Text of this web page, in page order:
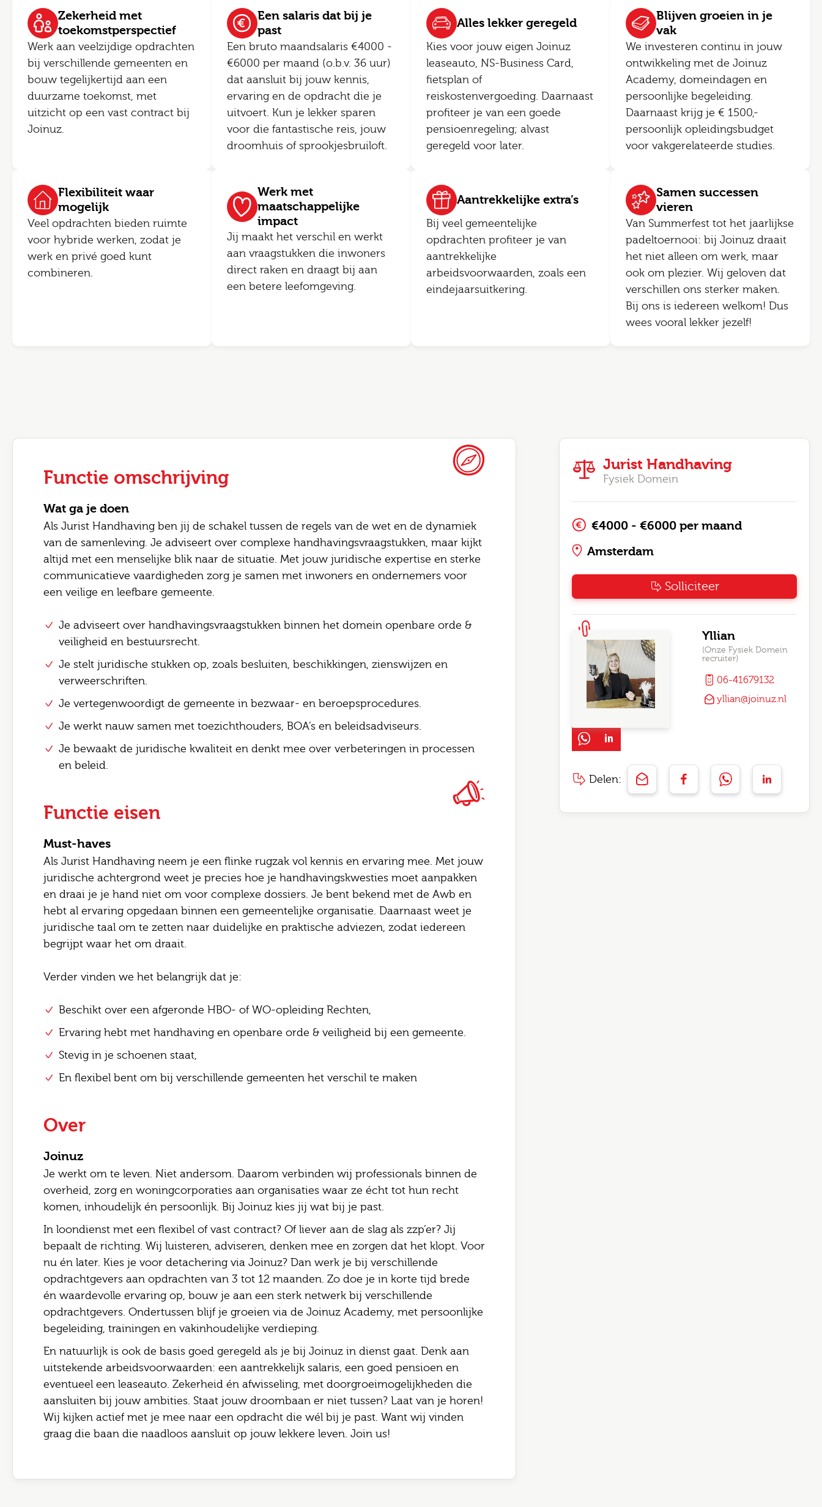
Zekerheid met
toekomstperspectief
Werk aan veelzijdige opdrachten
bij verschillende gemeenten en
bouw tegelijkertijd aan een
duurzame toekomst, met
uitzicht op een vast contract bij
Joinuz.
Een salaris dat bij je
past
Een bruto maandsalaris €4000 -
€6000 per maand (o.b.v. 36 uur)
dat aansluit bij jouw kennis,
ervaring en de opdracht die je
uitvoert. Kun je lekker sparen
voor die fantastische reis, jouw
droomhuis of sprookjesbruiloft.
Alles lekker geregeld
Kies voor jouw eigen Joinuz
leaseauto, NS-Business Card,
fietsplan of
reiskostenvergoeding. Daarnaast
profiteer je van een goede
pensioenregeling; alvast
geregeld voor later.
Blijven groeien in je
vak
We investeren continu in jouw
ontwikkeling met de Joinuz
Academy, domeindagen en
persoonlijke begeleiding.
Daarnaast krijg je € 1500,-
persoonlijk opleidingsbudget
voor vakgerelateerde studies.
Flexibiliteit waar
mogelijk
Veel opdrachten bieden ruimte
voor hybride werken, zodat je
werk en privé goed kunt
combineren.
Werk met
maatschappelijke
impact
Jij maakt het verschil en werkt
aan vraagstukken die inwoners
direct raken en draagt bij aan
een betere leefomgeving.
Aantrekkelijke extra’s
Bij veel gemeentelijke
opdrachten profiteer je van
aantrekkelijke
arbeidsvoorwaarden, zoals een
eindejaarsuitkering.
Samen successen
vieren
Van Summerfest tot het jaarlijkse
padeltoernooi: bij Joinuz draait
het niet alleen om werk, maar
ook om plezier. Wij geloven dat
verschillen ons sterker maken.
Bij ons is iedereen welkom! Dus
wees vooral lekker jezelf!
Functie omschrijving
Wat ga je doen
Als Jurist Handhaving ben jij de schakel tussen de regels van de wet en de dynamiek
van de samenleving. Je adviseert over complexe handhavingsvraagstukken, maar kijkt
altijd met een menselijke blik naar de situatie. Met jouw juridische expertise en sterke
communicatieve vaardigheden zorg je samen met inwoners en ondernemers voor
een veilige en leefbare gemeente.
Je adviseert over handhavingsvraagstukken binnen het domein openbare orde &
veiligheid en bestuursrecht.
Je stelt juridische stukken op, zoals besluiten, beschikkingen, zienswijzen en
verweerschriften.
Je vertegenwoordigt de gemeente in bezwaar- en beroepsprocedures.
Je werkt nauw samen met toezichthouders, BOA’s en beleidsadviseurs.
Je bewaakt de juridische kwaliteit en denkt mee over verbeteringen in processen
en beleid.
Functie eisen
Must-haves
Als Jurist Handhaving neem je een flinke rugzak vol kennis en ervaring mee. Met jouw
juridische achtergrond weet je precies hoe je handhavingskwesties moet aanpakken
en draai je je hand niet om voor complexe dossiers. Je bent bekend met de Awb en
hebt al ervaring opgedaan binnen een gemeentelijke organisatie. Daarnaast weet je
juridische taal om te zetten naar duidelijke en praktische adviezen, zodat iedereen
begrijpt waar het om draait.
Verder vinden we het belangrijk dat je:
Beschikt over een afgeronde HBO- of WO-opleiding Rechten,
Ervaring hebt met handhaving en openbare orde & veiligheid bij een gemeente.
Stevig in je schoenen staat,
En flexibel bent om bij verschillende gemeenten het verschil te maken
Over
Joinuz
Je werkt om te leven. Niet andersom. Daarom verbinden wij professionals binnen de
overheid, zorg en woningcorporaties aan organisaties waar ze écht tot hun recht
komen, inhoudelijk én persoonlijk. Bij Joinuz kies jij wat bij je past.
In loondienst met een flexibel of vast contract? Of liever aan de slag als zzp’er? Jij
bepaalt de richting. Wij luisteren, adviseren, denken mee en zorgen dat het klopt. Voor
nu én later. Kies je voor detachering via Joinuz? Dan werk je bij verschillende
opdrachtgevers aan opdrachten van 3 tot 12 maanden. Zo doe je in korte tijd brede
én waardevolle ervaring op, bouw je aan een sterk netwerk bij verschillende
opdrachtgevers. Ondertussen blijf je groeien via de Joinuz Academy, met persoonlijke
begeleiding, trainingen en vakinhoudelijke verdieping.
En natuurlijk is ook de basis goed geregeld als je bij Joinuz in dienst gaat. Denk aan
uitstekende arbeidsvoorwaarden: een aantrekkelijk salaris, een goed pensioen en
eventueel een leaseauto. Zekerheid én afwisseling, met doorgroeimogelijkheden die
aansluiten bij jouw ambities. Staat jouw droombaan er niet tussen? Laat van je horen!
Wij kijken actief met je mee naar een opdracht die wél bij je past. Want wij vinden
graag die baan die naadloos aansluit op jouw lekkere leven. Join us!
Jurist Handhaving
Fysiek Domein
€4000 - €6000 per maand
Amsterdam
Solliciteer
Yllian
(Onze Fysiek Domein
recruiter)
06-41679132
yllian@joinuz.nl
Delen:
Altijd als 1e op de hoogte van de
nieuwste vacatures als je een job
alert aanmaakt!
Bel me terug
Leave this field blank
Opmerking